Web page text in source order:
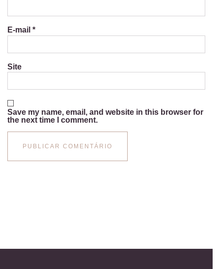
E-mail *
Site
Save my name, email, and website in this browser for
the next time I comment.